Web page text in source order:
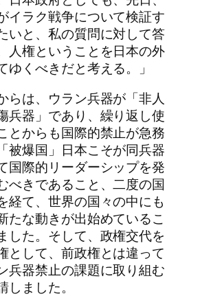
イラク戦争について検証す
いと、私の質問に対して答
人権ということを日本の外
ゆくべきだと考える。」
らは、ウラン兵器が「非人
兵器」であり、繰り返し使
とからも国際的禁止が急務
被爆国」日本こそが同兵器
国際的リーダーシップを発
べきであること、二度の国
経て、世界の国々の中にも
たな動きが出始めているこ
した。そして、政権交代を
として、前政権とは違って
兵器禁止の課題に取り組む
しました。